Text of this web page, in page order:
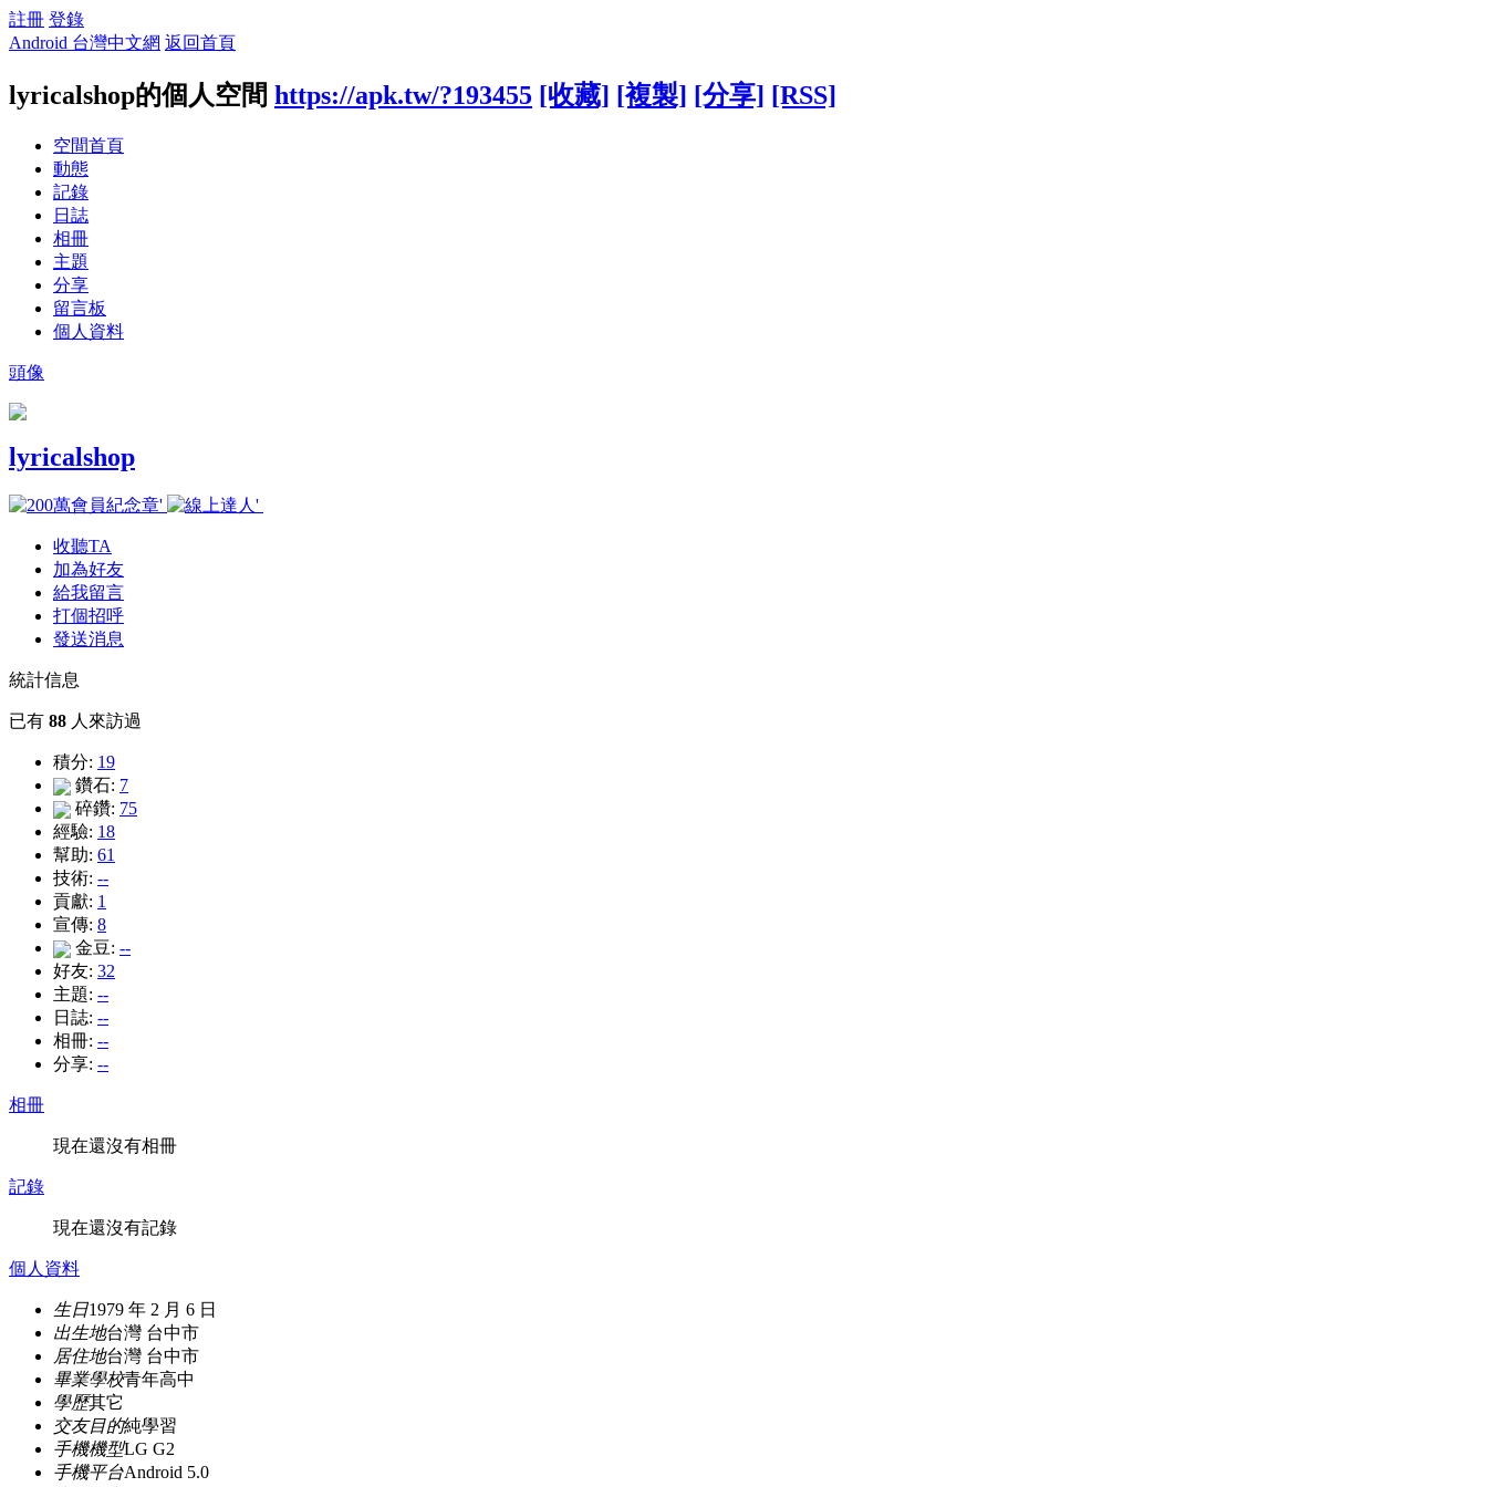
註冊 登錄
Android 台灣中文網 返回首頁
lyricalshop的個人空間 https://apk.tw/?193455 [收藏] [複製] [分享] [RSS]
空間首頁
動態
記錄
日誌
相冊
主題
分享
留言板
個人資料
頭像
lyricalshop
收聽TA
加為好友
給我留言
打個招呼
發送消息
統計信息
已有 88 人來訪過
積分: 19
鑽石: 7
碎鑽: 75
經驗: 18
幫助: 61
技術: --
貢獻: 1
宣傳: 8
金豆: --
好友: 32
主題: --
日誌: --
相冊: --
分享: --
相冊
現在還沒有相冊
記錄
現在還沒有記錄
個人資料
生日1979 年 2 月 6 日
出生地台灣 台中市
居住地台灣 台中市
畢業學校青年高中
學歷其它
交友目的純學習
手機機型LG G2
手機平台Android 5.0